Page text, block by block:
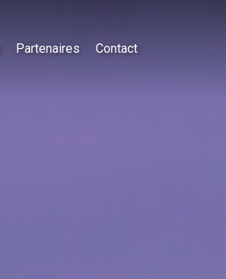
Partenaires Contact